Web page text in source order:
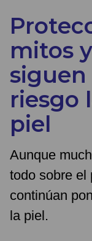
mitos
riesgo
piel
Aunque
todo sobre el
continúan
la piel.